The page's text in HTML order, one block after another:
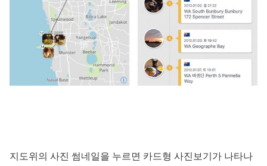
지도위의 사진 썸네일을 누르면 카드형 사진보기가 나타나